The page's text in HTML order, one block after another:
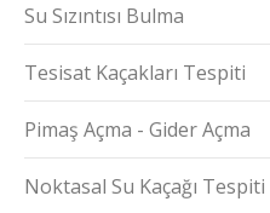
Su Sızıntısı Bulma
Tesisat Kaçakları Tespiti
Pimaş Açma - Gider Açma
Noktasal Su Kaçağı Tespiti